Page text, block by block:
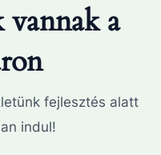
a
fejlesztés alatt
indul!